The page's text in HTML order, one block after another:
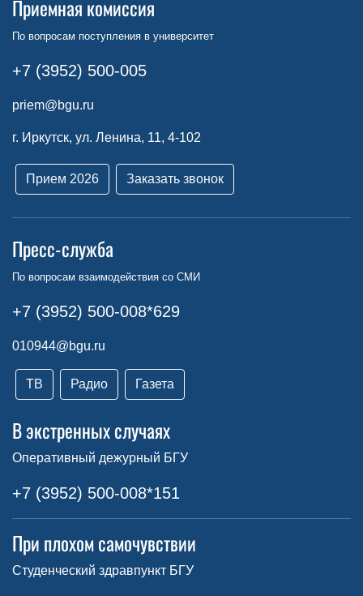
Приемная комиссия
По вопросам поступления в университет
+7 (3952) 500-005
priem@bgu.ru
г. Иркутск, ул. Ленина, 11, 4-102
Прием 2026 Заказать звонок
Пресс-служба
По вопросам взаимодействия со СМИ
+7 (3952) 500-008*629
010944@bgu.ru
ТВ Радио Газета
В экстренных случаях
Оперативный дежурный БГУ
+7 (3952) 500-008*151
При плохом самочувствии
Студенческий здравпункт БГУ